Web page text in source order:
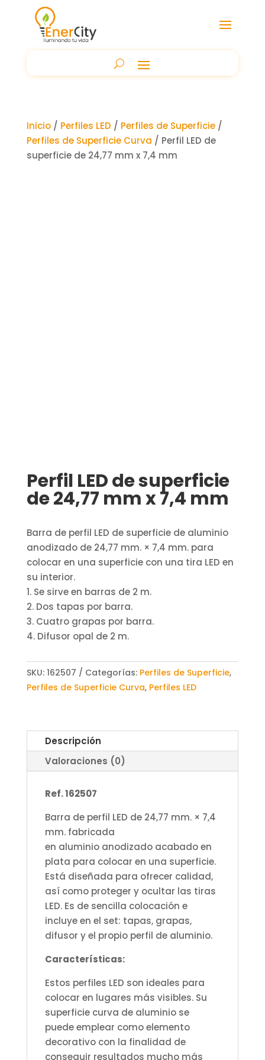
Inicio/ Perfiles LED / Perfiles de Superficie/
Perfiles de Superficie Curva / Perfil LED de
superficie de 24,77 mm x 7,4 mm
Perfil LED de superficie
de 24,77 mm x 7,4 mm
Barra de perfil LED de superficie de aluminio
anodizado de 24,77 mm. × 7,4 mm. para
colocar en una superficie con una tira LED en
su interior.
1. Se sirve en barras de 2 m.
2. Dos tapas por barra.
3. Cuatro grapas por barra.
4. Difusor opal de 2 m.
SKU: 162507 Categorías: Perfiles de Superficie,
Perfiles de Superficie Curva, Perfiles LED
Descripción
Valoraciones (0)
Ref. 162507
Barra de perfil LED de 24,77 mm. × 7,4
mm. fabricada
en aluminio anodizado acabado en
plata para colocar en una superficie.
Está diseñada para ofrecer calidad,
así como proteger y ocultar las tiras
LED. Es de sencilla colocación e
incluye en el set: tapas, grapas,
difusor y el propio perfil de aluminio.
Características:
Estos perfiles LED son ideales para
colocar en lugares más visibles. Su
superficie curva de aluminio se
puede emplear como elemento
decorativo con la finalidad de
conseguir resultados mucho más